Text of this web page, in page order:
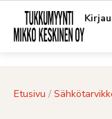
Etusivu /